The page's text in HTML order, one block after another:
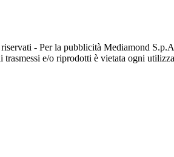
- Per la pubblicità Mediamond
trasmessi e/o riprodotti è vietata ogni